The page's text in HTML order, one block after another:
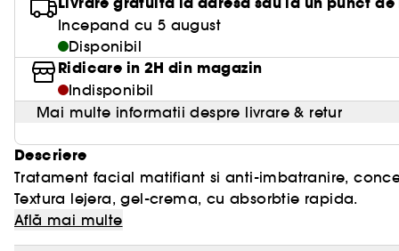
Incepand cu 5 august
Disponibil
Ridicare in 2H din magazin
Indisponibil
Mai multe informatii despre livrare & retur
Descriere
Tratament facial matifiant si anti-imbatranire,
Textura lejera, gel-crema, cu absorbtie rapida.
Potrivit pentru pielea mixta/grasa, inclusiv pentru
Află mai multe